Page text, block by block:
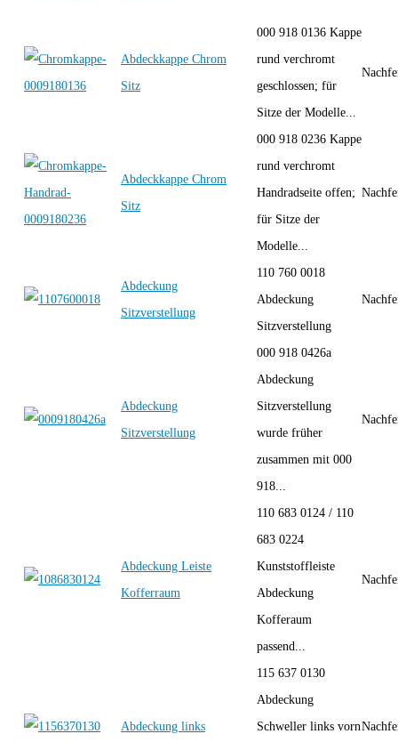
Abdeckkappe Chrom
Sitz
000 918 0136 Kappe
rund verchromt
geschlossen; für
Sitze der Modelle...
Abdeckkappe Chrom
Sitz
000 918 0236 Kappe
rund verchromt
Handradseite offen;
für Sitze der
Modelle...
Abdeckung
Sitzverstellung
110 760 0018
Abdeckung
Sitzverstellung
Abdeckung
Sitzverstellung
000 918 0426a
Abdeckung
Sitzverstellung
wurde früher
zusammen mit 000
918...
Abdeckung Leiste
Kofferraum
110 683 0124 / 110
683 0224
Kunststoffleiste
Abdeckung
Kofferaum
passend...
Abdeckung links
115 637 0130
Abdeckung
Schweller links vorn